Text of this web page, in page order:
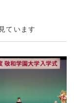
ています